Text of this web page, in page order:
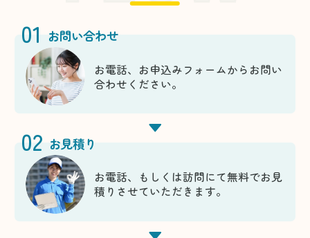
01 お問い合わせ
お電話、お申込みフォームからお問い
合わせください。
02 お見積り
お電話、もしくは訪問にて無料でお見
積りさせていただきます。